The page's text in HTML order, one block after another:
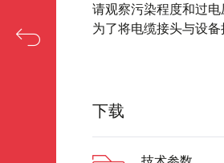
请观察污染程度和过电
为了将电缆接头与设备
下载